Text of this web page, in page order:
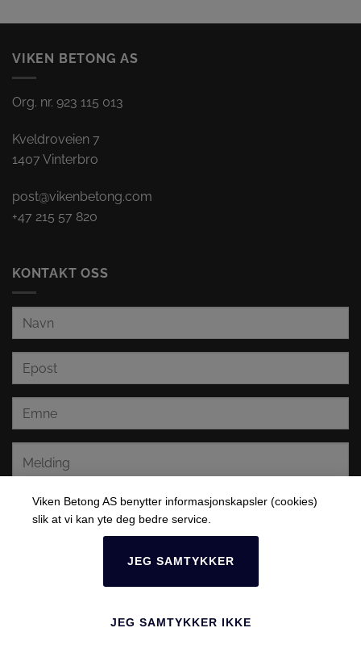
VIKEN BETONG AS
Org. nr. 923 115 013
Kveldroveien 7
1407 Vinterbro
post@vikenbetong.com
+47 215 57 820
KONTAKT OSS
Viken Betong AS benytter informasjonskapsler (cookies)
slik at vi kan yte deg bedre service.
JEG SAMTYKKER
JEG SAMTYKKER IKKE